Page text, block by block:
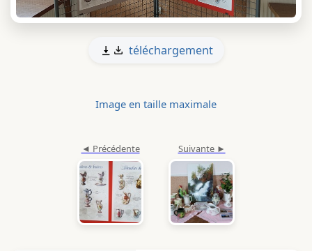
téléchargement
Image en taille maximale